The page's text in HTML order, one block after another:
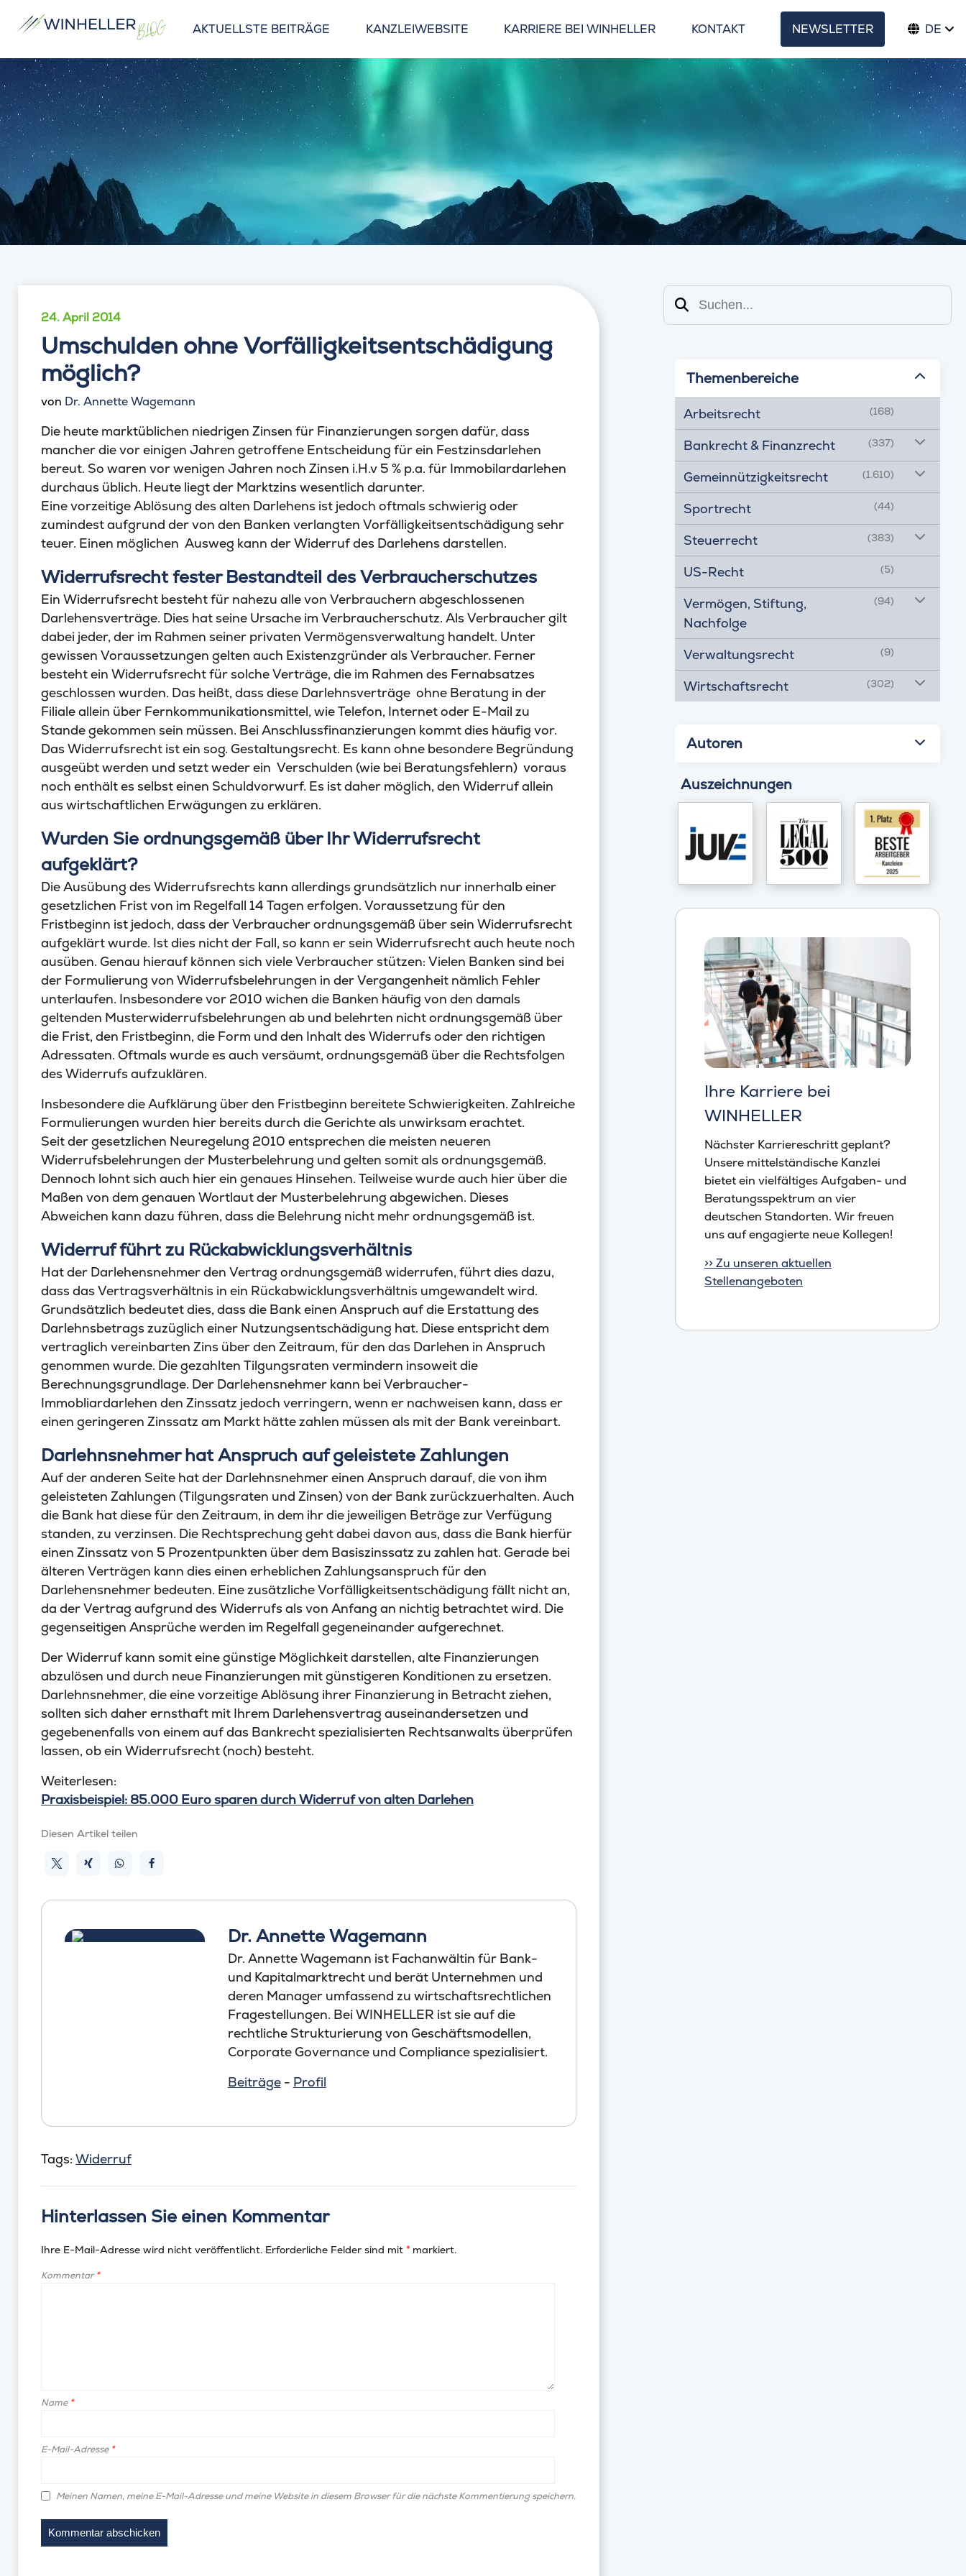
AKTUELLSTE BEITRÄGE KANZLEIWEBSITE KARRIERE BEI WINHELLER KONTAKT NEWSLETTER DE
24. April 2014
Umschulden ohne Vorfälligkeitsentschädigung
möglich?
von Dr. Annette Wagemann
Die heute marktüblichen niedrigen Zinsen für Finanzierungen sorgen dafür, dass
mancher die vor einigen Jahren getroffene Entscheidung für ein Festzinsdarlehen
bereut. So waren vor wenigen Jahren noch Zinsen i.H.v 5 % p.a. für Immobilardarlehen
durchaus üblich. Heute liegt der Marktzins wesentlich darunter.
Eine vorzeitige Ablösung des alten Darlehens ist jedoch oftmals schwierig oder
zumindest aufgrund der von den Banken verlangten Vorfälligkeitsentschädigung sehr
teuer. Einen möglichen Ausweg kann der Widerruf des Darlehens darstellen.
Widerrufsrecht fester Bestandteil des Verbraucherschutzes
Ein Widerrufsrecht besteht für nahezu alle von Verbrauchern abgeschlossenen
Darlehensverträge. Dies hat seine Ursache im Verbraucherschutz. Als Verbraucher gilt
dabei jeder, der im Rahmen seiner privaten Vermögensverwaltung handelt. Unter
gewissen Voraussetzungen gelten auch Existenzgründer als Verbraucher. Ferner
besteht ein Widerrufsrecht für solche Verträge, die im Rahmen des Fernabsatzes
geschlossen wurden. Das heißt, dass diese Darlehnsverträge ohne Beratung in der
Filiale allein über Fernkommunikationsmittel, wie Telefon, Internet oder E-Mail zu
Stande gekommen sein müssen. Bei Anschlussfinanzierungen kommt dies häufig vor.
Das Widerrufsrecht ist ein sog. Gestaltungsrecht. Es kann ohne besondere Begründung
ausgeübt werden und setzt weder ein Verschulden (wie bei Beratungsfehlern) voraus
noch enthält es selbst einen Schuldvorwurf. Es ist daher möglich, den Widerruf allein
aus wirtschaftlichen Erwägungen zu erklären.
Wurden Sie ordnungsgemäß über Ihr Widerrufsrecht
aufgeklärt?
Die Ausübung des Widerrufsrechts kann allerdings grundsätzlich nur innerhalb einer
gesetzlichen Frist von im Regelfall 14 Tagen erfolgen. Voraussetzung für den
Fristbeginn ist jedoch, dass der Verbraucher ordnungsgemäß über sein Widerrufsrecht
aufgeklärt wurde. Ist dies nicht der Fall, so kann er sein Widerrufsrecht auch heute noch
ausüben. Genau hierauf können sich viele Verbraucher stützen: Vielen Banken sind bei
der Formulierung von Widerrufsbelehrungen in der Vergangenheit nämlich Fehler
unterlaufen. Insbesondere vor 2010 wichen die Banken häufig von den damals
geltenden Musterwiderrufsbelehrungen ab und belehrten nicht ordnungsgemäß über
die Frist, den Fristbeginn, die Form und den Inhalt des Widerrufs oder den richtigen
Adressaten. Oftmals wurde es auch versäumt, ordnungsgemäß über die Rechtsfolgen
des Widerrufs aufzuklären.
Insbesondere die Aufklärung über den Fristbeginn bereitete Schwierigkeiten. Zahlreiche
Formulierungen wurden hier bereits durch die Gerichte als unwirksam erachtet.
Seit der gesetzlichen Neuregelung 2010 entsprechen die meisten neueren
Widerrufsbelehrungen der Musterbelehrung und gelten somit als ordnungsgemäß.
Dennoch lohnt sich auch hier ein genaues Hinsehen. Teilweise wurde auch hier über die
Maßen von dem genauen Wortlaut der Musterbelehrung abgewichen. Dieses
Abweichen kann dazu führen, dass die Belehrung nicht mehr ordnungsgemäß ist.
Widerruf führt zu Rückabwicklungsverhältnis
Hat der Darlehensnehmer den Vertrag ordnungsgemäß widerrufen, führt dies dazu,
dass das Vertragsverhältnis in ein Rückabwicklungsverhältnis umgewandelt wird.
Grundsätzlich bedeutet dies, dass die Bank einen Anspruch auf die Erstattung des
Darlehnsbetrags zuzüglich einer Nutzungsentschädigung hat. Diese entspricht dem
vertraglich vereinbarten Zins über den Zeitraum, für den das Darlehen in Anspruch
genommen wurde. Die gezahlten Tilgungsraten vermindern insoweit die
Berechnungsgrundlage. Der Darlehensnehmer kann bei Verbraucher-
Immobliardarlehen den Zinssatz jedoch verringern, wenn er nachweisen kann, dass er
einen geringeren Zinssatz am Markt hätte zahlen müssen als mit der Bank vereinbart.
Darlehnsnehmer hat Anspruch auf geleistete Zahlungen
Auf der anderen Seite hat der Darlehnsnehmer einen Anspruch darauf, die von ihm
geleisteten Zahlungen (Tilgungsraten und Zinsen) von der Bank zurückzuerhalten. Auch
die Bank hat diese für den Zeitraum, in dem ihr die jeweiligen Beträge zur Verfügung
standen, zu verzinsen. Die Rechtsprechung geht dabei davon aus, dass die Bank hierfür
einen Zinssatz von 5 Prozentpunkten über dem Basiszinssatz zu zahlen hat. Gerade bei
älteren Verträgen kann dies einen erheblichen Zahlungsanspruch für den
Darlehensnehmer bedeuten. Eine zusätzliche Vorfälligkeitsentschädigung fällt nicht an,
da der Vertrag aufgrund des Widerrufs als von Anfang an nichtig betrachtet wird. Die
gegenseitigen Ansprüche werden im Regelfall gegeneinander aufgerechnet.
Der Widerruf kann somit eine günstige Möglichkeit darstellen, alte Finanzierungen
abzulösen und durch neue Finanzierungen mit günstigeren Konditionen zu ersetzen.
Darlehnsnehmer, die eine vorzeitige Ablösung ihrer Finanzierung in Betracht ziehen,
sollten sich daher ernsthaft mit Ihrem Darlehensvertrag auseinandersetzen und
gegebenenfalls von einem auf das Bankrecht spezialisierten Rechtsanwalts überprüfen
lassen, ob ein Widerrufsrecht (noch) besteht.
Weiterlesen:
Praxisbeispiel: 85.000 Euro sparen durch Widerruf von alten Darlehen
Diesen Artikel teilen
Dr. Annette Wagemann
Dr. Annette Wagemann ist Fachanwältin für Bank-
und Kapitalmarktrecht und berät Unternehmen und
deren Manager umfassend zu wirtschaftsrechtlichen
Fragestellungen. Bei WINHELLER ist sie auf die
rechtliche Strukturierung von Geschäftsmodellen,
Corporate Governance und Compliance spezialisiert.
Beiträge- Profil
Tags: Widerruf
Hinterlassen Sie einen Kommentar
Ihre E-Mail-Adresse wird nicht veröffentlicht. Erforderliche Felder sind mit *markiert.
Kommentar*
Name *
E-Mail-Adresse *
Meinen Namen, meine E-Mail-Adresse und meine Website in diesem Browser für die nächste Kommentierung speichern.
Suchen
Themenbereiche
Arbeitsrecht (168)
Bankrecht & Finanzrecht (337)
Gemeinnützigkeitsrecht (1.610)
Sportrecht (44)
Steuerrecht (383)
US-Recht (5)
Vermögen, Stiftung,
Nachfolge
(94)
Verwaltungsrecht (9)
Wirtschaftsrecht (302)
Autoren
Auszeichnungen
Ihre Karriere bei
WINHELLER
Nächster Karriereschritt geplant?
Unsere mittelständische Kanzlei
bietet ein vielfältiges Aufgaben- und
Beratungsspektrum an vier
deutschen Standorten. Wir freuen
uns auf engagierte neue Kollegen!
>> Zu unseren aktuellen
Stellenangeboten